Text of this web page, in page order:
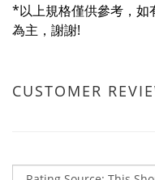
*以上規格僅供參考，如
為主，謝謝!
CUSTOMER